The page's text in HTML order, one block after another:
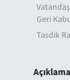
Geri
Tasdik